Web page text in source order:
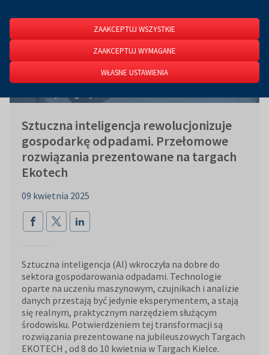
Sorter Max-AI® AQC-Flex z inteligentnym systemem sortowania opartym
Sztuczna inteligencja rewolucjonizuje
gospodarkę odpadami. Przełomowe
rozwiązania prezentowane na targach
Ekotech
09 kwietnia 2025
Sztuczna inteligencja (AI) wkroczyła na dobre do
sektora gospodarowania odpadami. Technologie
oparte na uczeniu maszynowym, czujnikach i analizie
danych przestają być jedynie eksperymentem, a stają
się realnym, praktycznym narzędziem służącym
środowisku. Potwierdzeniem tej transformacji są
rozwiązania prezentowane na jubileuszowych Targach
EKOTECH , od 8 do 10 kwietnia w Targach Kielce.
ZAAKCEPTUJ WSZYSTKIE
ZAAKCEPTUJ WYMAGANE
WŁASNE USTAWIENIA